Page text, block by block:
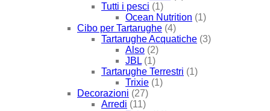
Tutti i pesci (1)
Ocean Nutrition (1)
Cibo per Tartarughe (4)
Tartarughe Acquatiche (3)
Also (2)
JBL (1)
Tartarughe Terrestri (1)
Trixie (1)
Decorazioni (27)
Arredi (11)